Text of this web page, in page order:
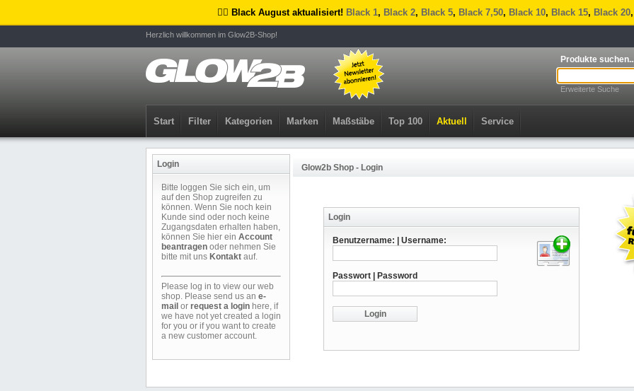
🏴‍☠️ Black August aktualisiert! Black 1, Black 2, Black 5, Black 7,50, Black 10, Black 15, Black 20,
Herzlich willkommen im Glow2B-Shop!
Produkte
Erweiterte Suche
Start Filter Kategorien Marken Maßstäbe Top 100 Aktuell Service
Login
Bitte loggen Sie sich ein, um
auf den Shop zugreifen zu
können. Wenn Sie noch kein
Kunde sind oder noch keine
Zugangsdaten erhalten haben,
können Sie hier ein Account
beantragen oder nehmen Sie
bitte mit uns Kontakt auf.
Please log in to view our web
shop. Please send us an e-
mail or request a login here, if
we have not yet created a login
for you or if you want to create
a new customer account.
Glow2b Shop - Login
Login
Benutzername: | Username:
Passwort | Password